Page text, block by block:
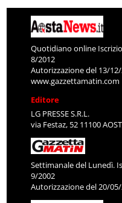
Quotidiano online
8/2012
Autorizzazione del 13/
www.gazzettamatin.com
Editore
LG PRESSE S.R.L.
via Festaz, 52 11100
Settimanale del Lunedì.
9/2002
Autorizzazione del 20/